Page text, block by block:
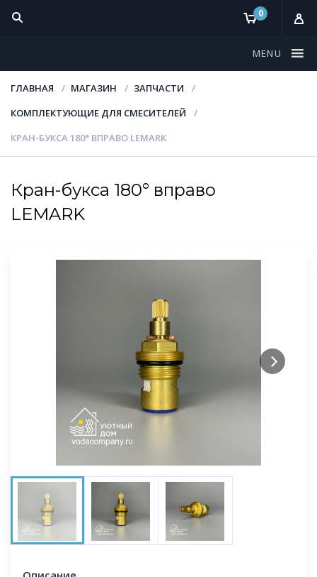
0
MENU
ГЛАВНАЯ МАГАЗИН
ЗАПЧАСТИ
КОМПЛЕКТУЮЩИЕ ДЛЯ СМЕСИТЕЛЕЙ
КРАН-БУКСА 180° ВПРАВО LEMARK
Кран-букса 180° вправо
LEMARK